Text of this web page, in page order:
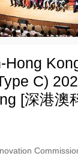
C)
[深港澳